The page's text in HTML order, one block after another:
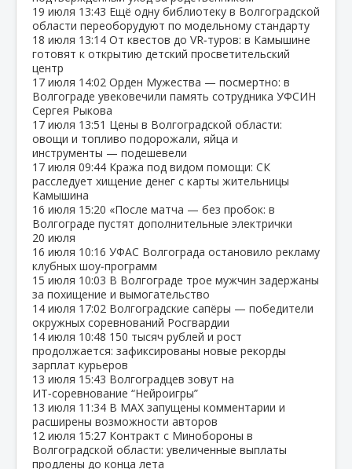
19 июля 13:43 Ещё одну библиотеку в Волгоградской
области переоборудуют по модельному стандарту
18 июля 13:14 От квестов до VR‑туров: в Камышине
готовят к открытию детский просветительский
центр
17 июля 14:02 Орден Мужества — посмертно: в
Волгограде увековечили память сотрудника УФСИН
Сергея Рыкова
17 июля 13:51 Цены в Волгоградской области:
овощи и топливо подорожали, яйца и
инструменты — подешевели
17 июля 09:44 Кража под видом помощи: СК
расследует хищение денег с карты жительницы
Камышина
16 июля 15:20 «После матча — без пробок: в
Волгограде пустят дополнительные электрички
20 июля
16 июля 10:16 УФАС Волгограда остановило рекламу
клубных шоу‑программ
15 июля 10:03 В Волгограде трое мужчин задержаны
за похищение и вымогательство
14 июля 17:02 Волгоградские сапёры — победители
окружных соревнований Росгвардии
14 июля 10:48 150 тысяч рублей и рост
продолжается: зафиксированы новые рекорды
зарплат курьеров
13 июля 15:43 Волгоградцев зовут на
ИТ‑соревнование “Нейроигры”
13 июля 11:34 В МАХ запущены комментарии и
расширены возможности авторов
12 июля 15:27 Контракт с Минобороны в
Волгоградской области: увеличенные выплаты
продлены до конца лета